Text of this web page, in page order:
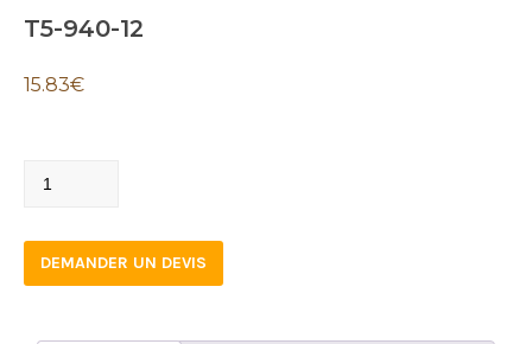
T5-940-12
15.83€
T5-
12
quantity
DEMANDER UN DEVIS